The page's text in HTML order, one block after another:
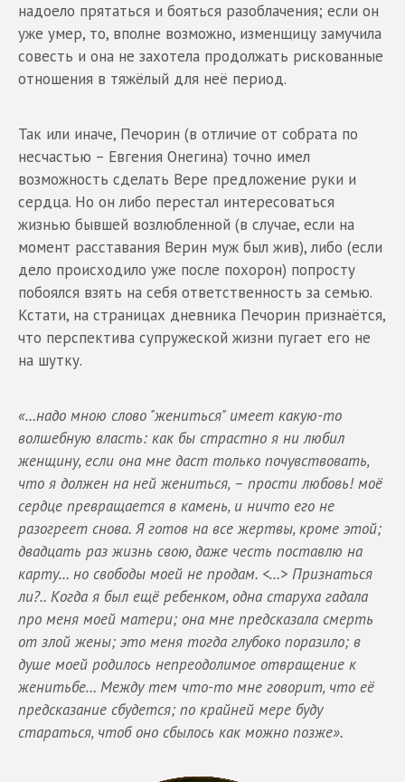
надоело прятаться и бояться разоблачения; если он
уже умер, то, вполне возможно, изменщицу замучила
совесть и она не захотела продолжать рискованные
отношения в тяжёлый для неё период.
Так или иначе, Печорин (в отличие от собрата по
несчастью – Евгения Онегина) точно имел
возможность сделать Вере предложение руки и
сердца. Но он либо перестал интересоваться
жизнью бывшей возлюбленной (в случае, если на
момент расставания Верин муж был жив), либо (если
дело происходило уже после похорон) попросту
побоялся взять на себя ответственность за семью.
Кстати, на страницах дневника Печорин признаётся,
что перспектива супружеской жизни пугает его не
на шутку.
«…надо мною слово "жениться" имеет какую-то
волшебную власть: как бы страстно я ни любил
женщину, если она мне даст только почувствовать,
что я должен на ней жениться, – прости любовь! моё
сердце превращается в камень, и ничто его не
разогреет снова. Я готов на все жертвы, кроме этой;
двадцать раз жизнь свою, даже честь поставлю на
карту… но свободы моей не продам. <…> Признаться
ли?.. Когда я был ещё ребенком, одна старуха гадала
про меня моей матери; она мне предсказала смерть
от злой жены; это меня тогда глубоко поразило; в
душе моей родилось непреодолимое отвращение к
женитьбе… Между тем что-то мне говорит, что её
предсказание сбудется; по крайней мере буду
стараться, чтоб оно сбылось как можно позже».